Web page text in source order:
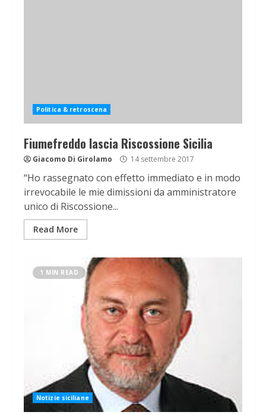
Politica & retroscena
Fiumefreddo lascia Riscossione Sicilia
Giacomo Di Girolamo 14 settembre 2017
“Ho rassegnato con effetto immediato e in modo
irrevocabile le mie dimissioni da amministratore
unico di Riscossione...
Read More
1 MIN READ
Notizie siciliane